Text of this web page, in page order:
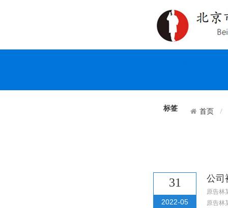
标签 首页
31
2022-05
公司
原告林
原告林